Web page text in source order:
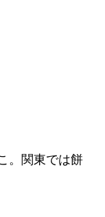
。関東では餅